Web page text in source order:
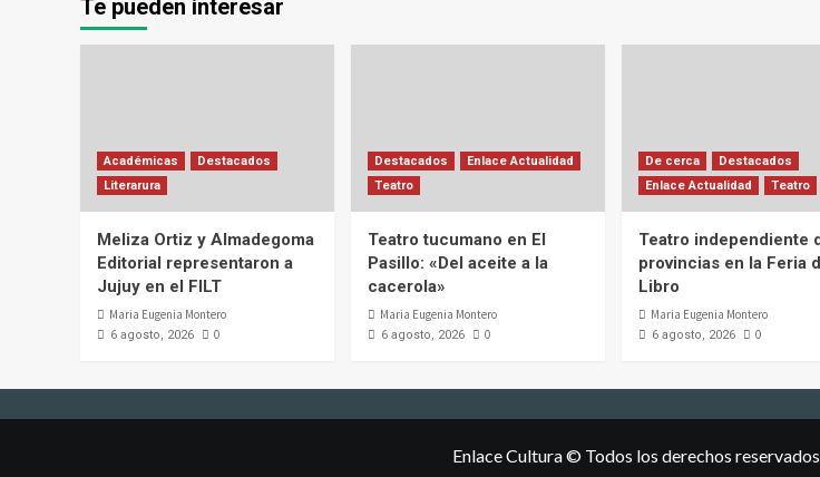
Te pueden interesar
Académicas
Destacados
Literarura
Meliza Ortiz y Almadegoma
Editorial representaron a
Jujuy en el FILT
Maria Eugenia Montero
6 agosto, 2026 0
Destacados
Enlace Actualidad
Teatro
Teatro tucumano en El
Pasillo: «Del aceite a la
cacerola»
Maria Eugenia Montero
6 agosto, 2026 0
De cerca
Destacados
Enlace Actualidad
Teatro
Teatro independiente
provincias en la Feria
Libro
Maria Eugenia Montero
6 agosto, 2026 0
Enlace Cultura © Todos los derechos